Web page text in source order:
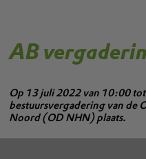
AB
Op 13 juli 2022 van 10:00
bestuursvergadering van de
Noord (OD NHN) plaats.